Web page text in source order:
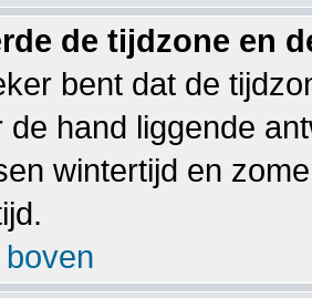
de tijdzone en
bent dat de
de hand liggende
wintertijd en